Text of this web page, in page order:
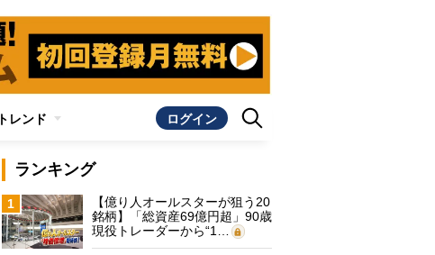
トレンド ログイン
ランキング
1
【億り人オールスターが狙う20
銘柄】「総資産69億円超」90歳
現役トレーダーから“1…